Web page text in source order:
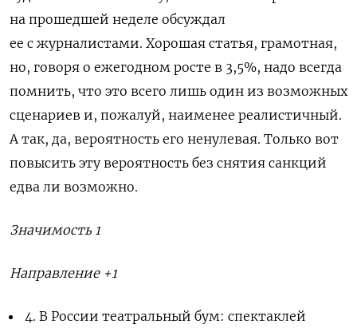
на прошедшей неделе обсуждал
ее с журналистами. Хорошая статья, грамотная,
но, говоря о ежегодном росте в 3,5%, надо всегда
помнить, что это всего лишь один из возможных
сценариев и, пожалуй, наименее реалистичный.
А так, да, вероятность его ненулевая. Только вот
повысить эту вероятность без снятия санкций
едва ли возможно.
Значимость 1
Направление +1
4. В России театральный бум: спектаклей